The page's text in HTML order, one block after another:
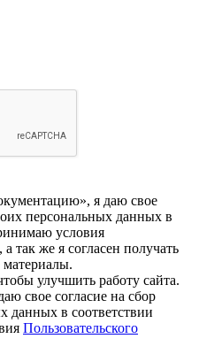
я даю свое
персональных данных в
условия
, а так же я согласен получать
улучшить работу сайта.
свое согласие на сбор
данных в соответствии
Пользовательского